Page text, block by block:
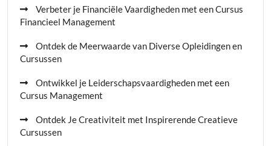
Verbeter je Financiële Vaardigheden met een Cursus
Financieel Management
Ontdek de Meerwaarde van Diverse Opleidingen en
Cursussen
Ontwikkel je Leiderschapsvaardigheden met een
Cursus Management
Ontdek Je Creativiteit met Inspirerende Creatieve
Cursussen